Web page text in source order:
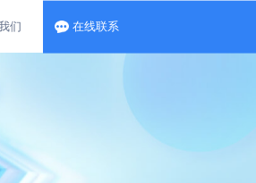
们 在线联系